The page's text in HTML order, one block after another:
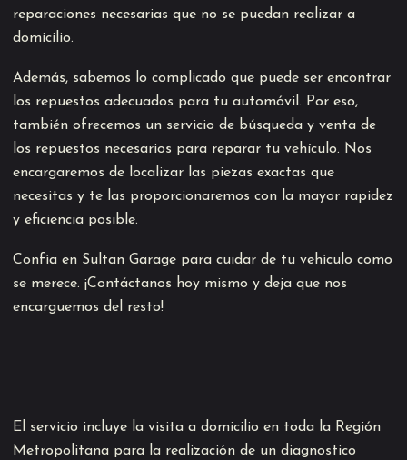
reparaciones necesarias que no se puedan realizar a
domicilio.
Además, sabemos lo complicado que puede ser encontrar
los repuestos adecuados para tu automóvil. Por eso,
también ofrecemos un servicio de búsqueda y venta de
los repuestos necesarios para reparar tu vehículo. Nos
encargaremos de localizar las piezas exactas que
necesitas y te las proporcionaremos con la mayor rapidez
y eficiencia posible.
Confía en Sultan Garage para cuidar de tu vehículo como
se merece. ¡Contáctanos hoy mismo y deja que nos
encarguemos del resto!
El servicio incluye la visita a domicilio en toda la Región
Metropolitana para la realización de un diagnostico